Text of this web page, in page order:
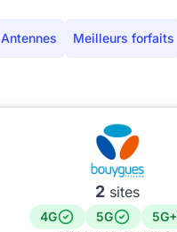
Antennes Meilleurs forfaits
2 sites
4G 5G
5G+